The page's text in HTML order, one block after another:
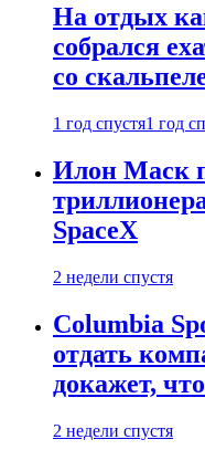
На отдых
собрался
со
1 год спустя1 год
Илон Маск
SpaceX
2 недели спустя
Columbia
отдать
докажет,
2 недели спустя